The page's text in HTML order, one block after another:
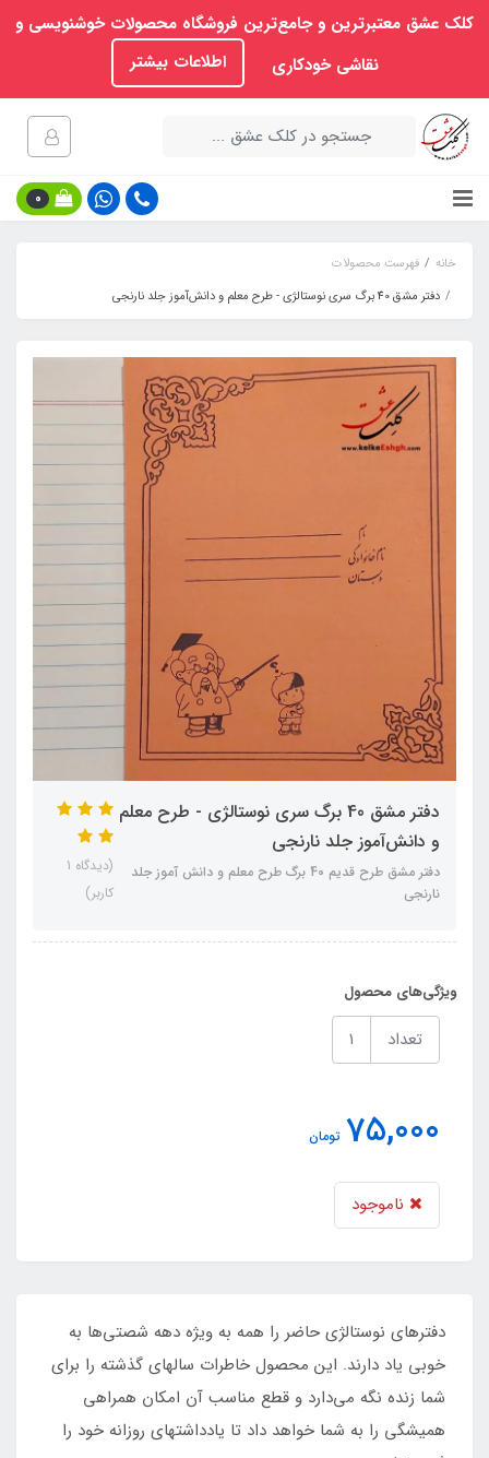
کلک عشق معتبرترین و جامع‌ترین فروشگاه محصولات خوشنویسی و
نقاشی خودکاری
اطلاعات بیشتر
0
خانه
فهرست محصولات
دفتر مشق 40 برگ سری نوستالژی - طرح معلم و دانش‌آموز جلد نارنجی
دفتر مشق 40 برگ سری نوستالژی - طرح معلم
و دانش‌آموز جلد نارنجی
دفتر مشق طرح قدیم 40 برگ طرح معلم و دانش آموز جلد
نارنجی
(دیدگاه 1
کاربر)
ویژگی‌های محصول
تعداد
75,000 تومان
ناموجود
دفترهای نوستالژی حاضر را همه به ویژه دهه شصتی‌ها به
خوبی یاد دارند. این محصول خاطرات سالهای گذشته را برای
شما زنده نگه‌ می‌دارد و قطع مناسب آن امکان همراهی
همیشگی را به شما خواهد داد تا یادداشتهای روزانه خود را